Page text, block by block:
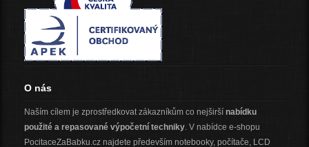
O nás
Naším cílem je zprostředkovat zákazníkům co nejširší nabídku
použité a repasované výpočetní techniky. V nabídce e-shopu
PocitaceZaBabku.cz najdete především notebooky, počítače, LCD